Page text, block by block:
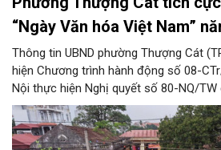
“Ngày Văn hóa Việt Nam”
Thông tin UBND phường Thượng Cát
hiện Chương trình hành động số 08-
Nội thực hiện Nghị quyết số 80-NQ/TW
triển Văn hóa Việt Nam; Kế hoạch của
phường Thượng Cát tổ chức nhiều
11/2026 hưởng ứng “Ngày Văn hóa